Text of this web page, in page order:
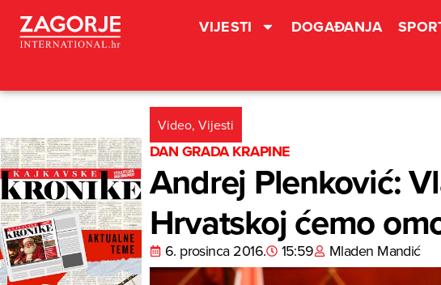
VIJESTI DOGAĐANJA
Video, Vijesti
DAN GRADA KRAPINE
Andrej Plenković:
Hrvatskoj ćemo
6. prosinca 2016. 15:59 Mladen Mandić